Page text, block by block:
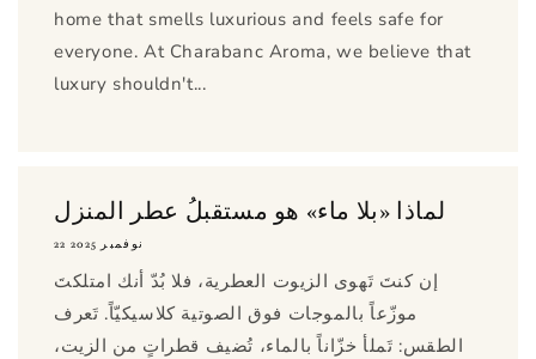
home that smells luxurious and feels safe for
everyone. At Charabanc Aroma, we believe that
luxury shouldn't...
لماذا «بلا ماء» هو مستقبلُ عطر المنزل
22 نوفمبر 2025
إن كنتَ تَهوى الزيوت العطرية، فلا بُدّ أنك امتلكتَ
موزّعاً بالموجات فوق الصوتية كلاسيكيّاً. تَعرف
الطقس: تَملأ خزّاناً بالماء، تُضيف قطراتٍ من الزيت،